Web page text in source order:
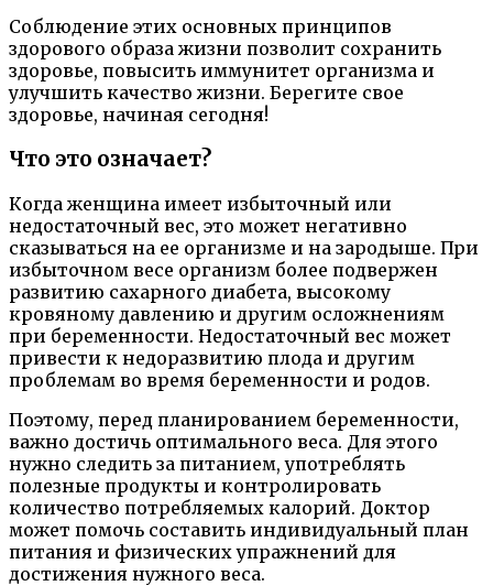
Соблюдение этих основных принципов
здорового образа жизни позволит сохранить
здоровье, повысить иммунитет организма и
улучшить качество жизни. Берегите свое
здоровье, начиная сегодня!
Что это означает?
Когда женщина имеет избыточный или
недостаточный вес, это может негативно
сказываться на ее организме и на зародыше. При
избыточном весе организм более подвержен
развитию сахарного диабета, высокому
кровяному давлению и другим осложнениям
при беременности. Недостаточный вес может
привести к недоразвитию плода и другим
проблемам во время беременности и родов.
Поэтому, перед планированием беременности,
важно достичь оптимального веса. Для этого
нужно следить за питанием, употреблять
полезные продукты и контролировать
количество потребляемых калорий. Доктор
может помочь составить индивидуальный план
питания и физических упражнений для
достижения нужного веса.